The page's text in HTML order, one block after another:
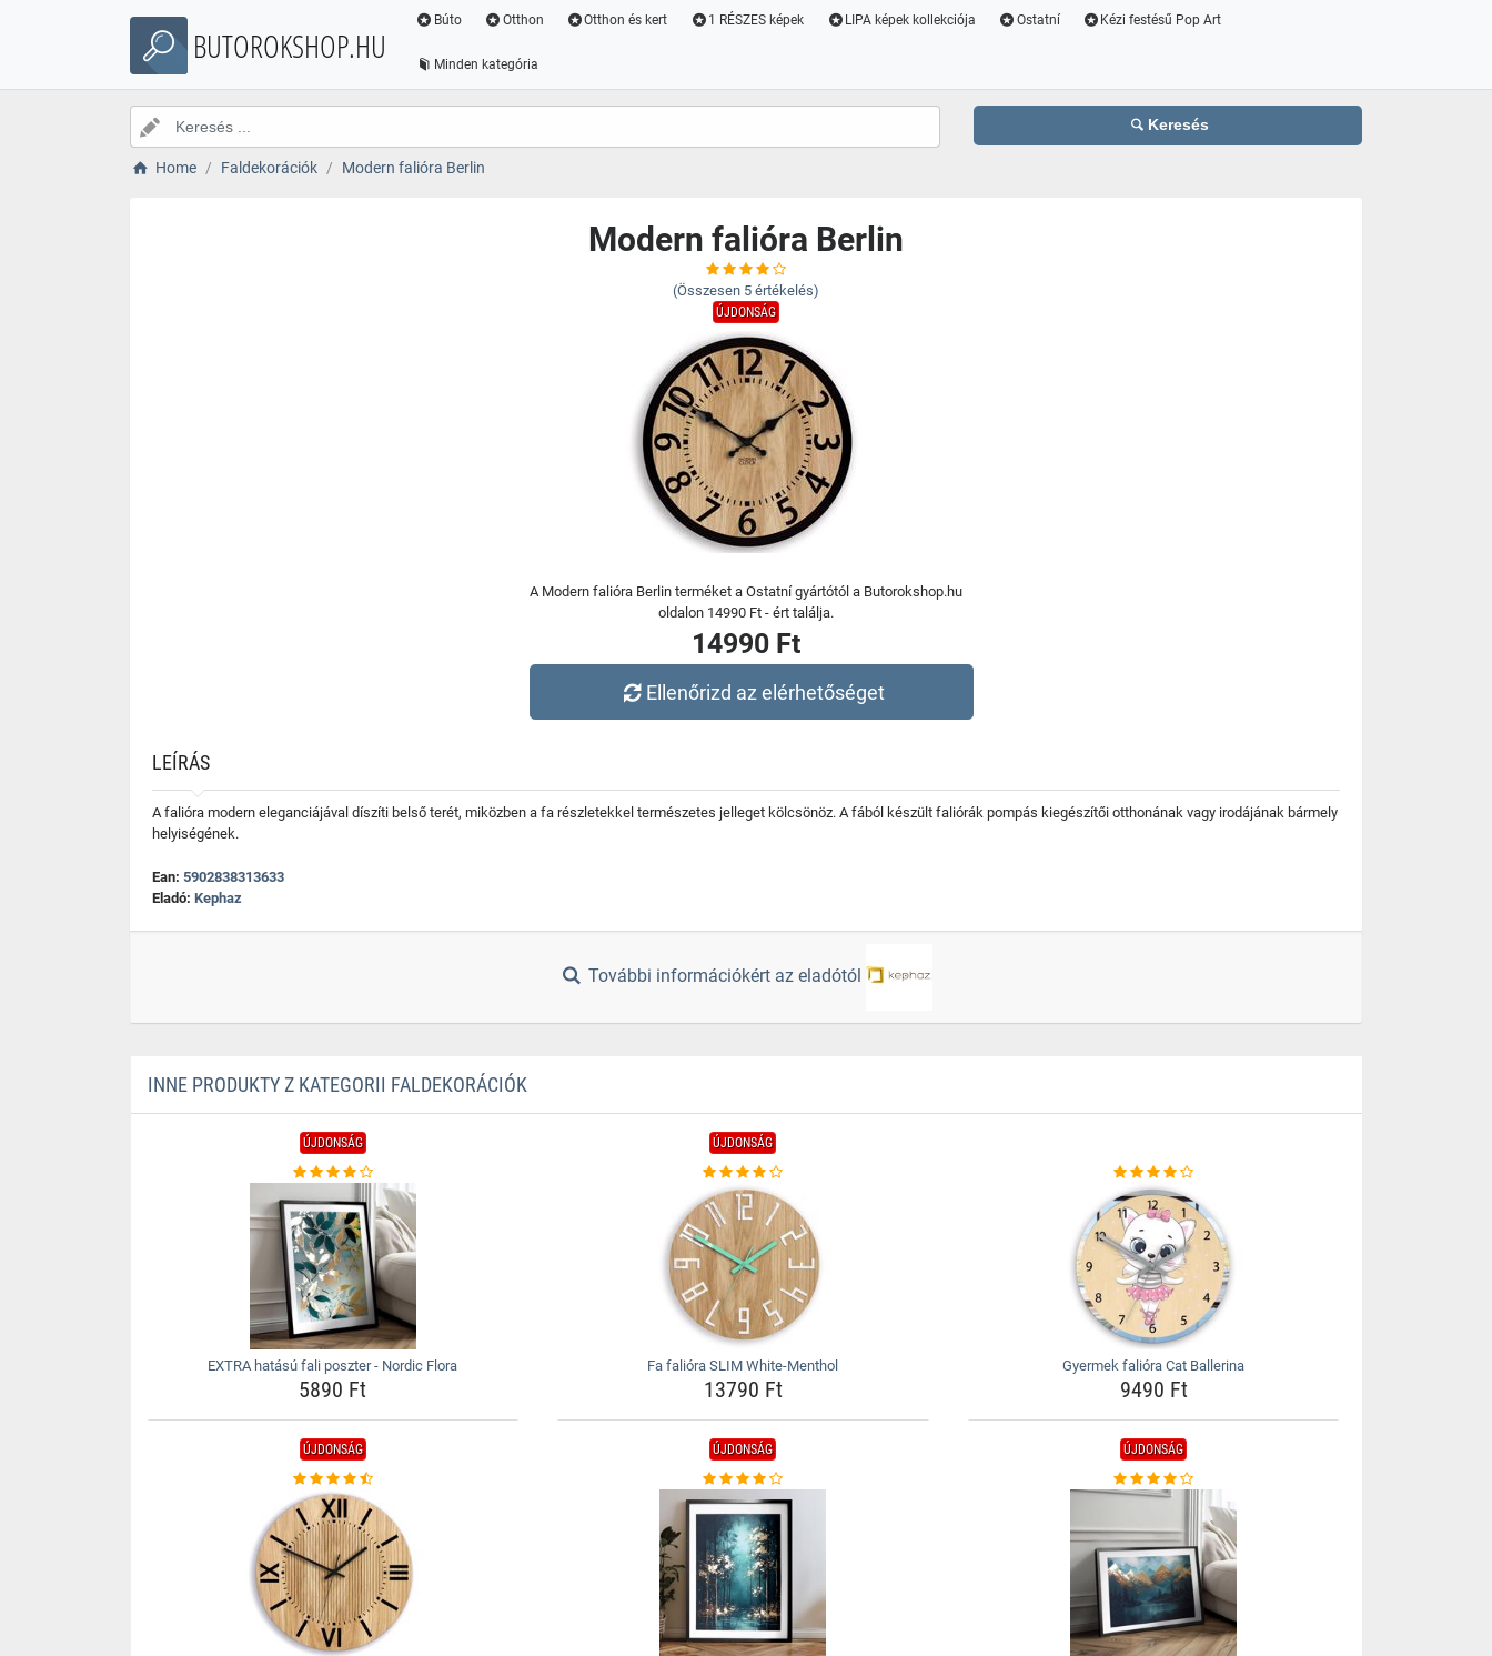
BUTOROKSHOP.HU
Búto Otthon Otthon és kert 1 RÉSZES képek LIPA képek kollekciója Ostatní Kézi festésű Pop Art
Minden kategória
Keresés
Home Faldekorációk Modern falióra Berlin
Modern falióra Berlin
(Összesen 5 értékelés)
ÚJDONSÁG
A Modern falióra Berlin terméket a Ostatní gyártótól a Butorokshop.hu
oldalon 14990 Ft - ért találja.
14990 Ft
Ellenőrizd az elérhetőséget
LEÍRÁS
A falióra modern eleganciájával díszíti belső terét, miközben a fa részletekkel természetes jelleget kölcsönöz. A fából készült faliórák pompás kiegészítői otthonának vagy irodájának bármely
helyiségének.
Ean: 5902838313633
Eladó: Kephaz
További információkért az eladótól
INNE PRODUKTY Z KATEGORII FALDEKORÁCIÓK
ÚJDONSÁG
EXTRA hatású fali poszter - Nordic Flora
5890 Ft
ÚJDONSÁG
Fa falióra SLIM White-Menthol
13790 Ft
Gyermek falióra Cat Ballerina
9490 Ft
ÚJDONSÁG ÚJDONSÁG ÚJDONSÁG